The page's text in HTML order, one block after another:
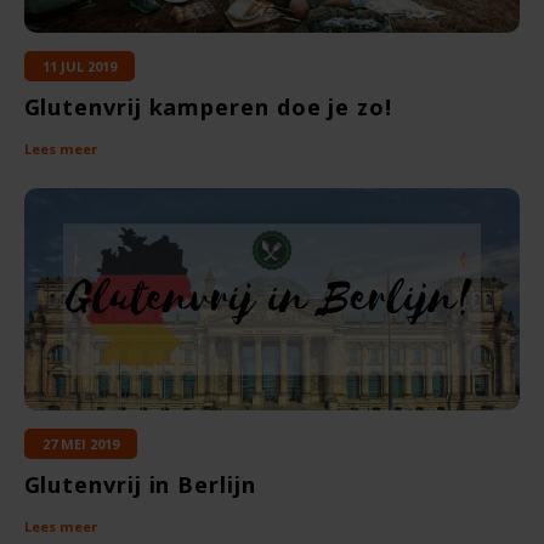
Boeken
Overig
De Bron
Dijksterhuis Teffvolkoren
Doves Farm
Guto's
Hammermühle
Happy Farm
Het Blauwe Huis
11 JUL 2019
Glutenvrij kamperen doe je zo!
Lees meer
27 MEI 2019
Glutenvrij in Berlijn
Lees meer